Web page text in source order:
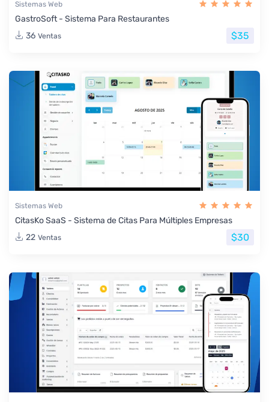
Sistemas Web
GastroSoft - Sistema Para Restaurantes
36 Ventas $35
Sistemas Web
CitasKo SaaS - Sistema de Citas Para Múltiples Empresas
22 Ventas $30